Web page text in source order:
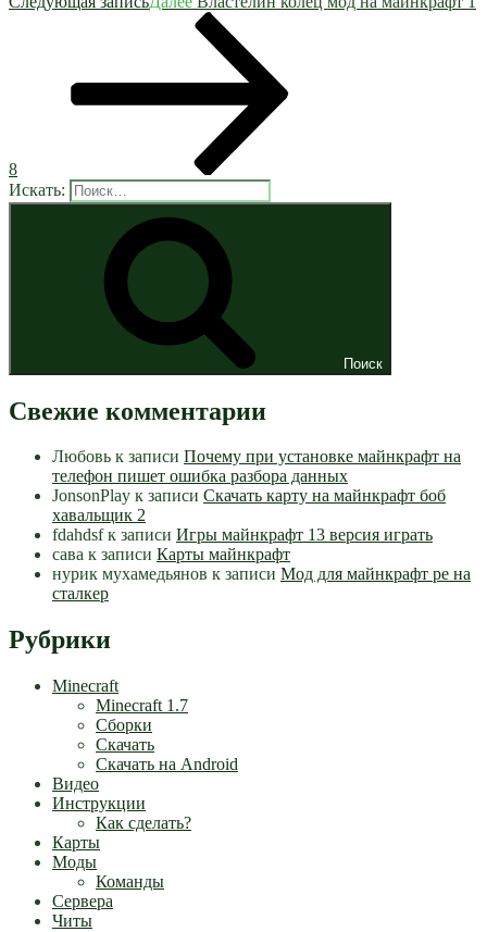
8
Искать:
Поиск
Свежие комментарии
Любовь к записи Почему при установке майнкрафт на
телефон пишет ошибка разбора данных
JonsonPlay к записи Скачать карту на майнкрафт боб
хавальщик 2
fdahdsfк записи Игры майнкрафт 13 версия играть
сава к записи Карты майнкрафт
нурик мухамедьянов к записи Мод для майнкрафт pe на
сталкер
Рубрики
Minecraft
Minecraft 1.7
Сборки
Скачать
Скачать на Android
Видео
Инструкции
Как сделать?
Карты
Моды
Команды
Сервера
Читы